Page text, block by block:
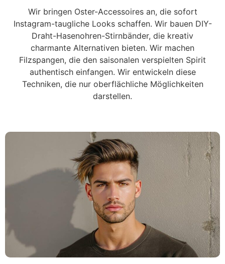
Wir bringen Oster-Accessoires an, die sofort
Instagram-taugliche Looks schaffen. Wir bauen DIY-
Draht-Hasenohren-Stirnbänder, die kreativ
charmante Alternativen bieten. Wir machen
Filzspangen, die den saisonalen verspielten Spirit
authentisch einfangen. Wir entwickeln diese
Techniken, die nur oberflächliche Möglichkeiten
darstellen.